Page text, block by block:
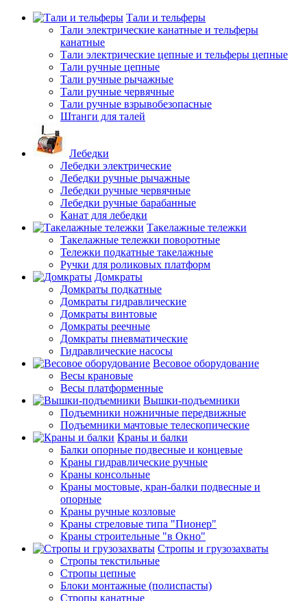
Тали и тельферы
Тали электрические канатные и тельферы
канатные
Тали электрические цепные и тельферы цепные
Тали ручные цепные
Тали ручные рычажные
Тали ручные червячные
Тали ручные взрывобезопасные
Штанги для талей
Лебедки
Лебедки электрические
Лебедки ручные рычажные
Лебедки ручные червячные
Лебедки ручные барабанные
Канат для лебедки
Такелажные тележки
Такелажные тележки поворотные
Тележки подкатные такелажные
Ручки для роликовых платформ
Домкраты
Домкраты подкатные
Домкраты гидравлические
Домкраты винтовые
Домкраты реечные
Домкраты пневматические
Гидравлические насосы
Весовое оборудование
Весы крановые
Весы платформенные
Вышки-подъемники
Подъемники ножничные передвижные
Подъемники мачтовые телескопические
Краны и балки
Балки опорные подвесные и концевые
Краны гидравлические ручные
Краны консольные
Краны мостовые, кран-балки подвесные и
опорные
Краны ручные козловые
Краны стреловые типа "Пионер"
Краны строительные "в Окно"
Стропы и грузозахваты
Стропы текстильные
Стропы цепные
Блоки монтажные (полиспасты)
Стропы канатные